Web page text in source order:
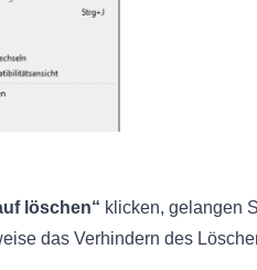
löschen“ klicken, gelangen
das Verhindern des